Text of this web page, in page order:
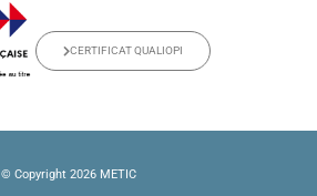
CERTIFICAT QUALIOPI
© Copyright 2026 METIC